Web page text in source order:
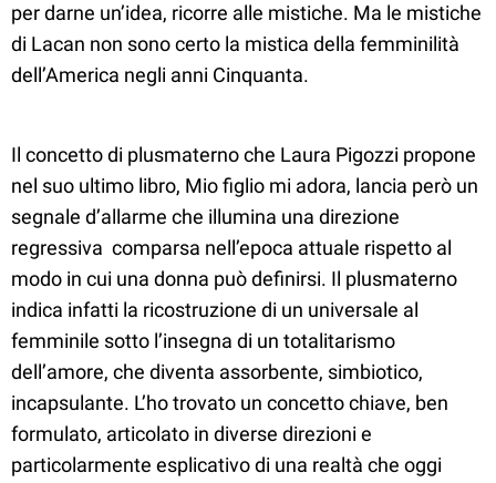
per darne un’idea, ricorre alle mistiche. Ma le mistiche
di Lacan non sono certo la mistica della femminilità
dell’America negli anni Cinquanta.
Il concetto di plusmaterno che Laura Pigozzi propone
nel suo ultimo libro, Mio figlio mi adora, lancia però un
segnale d’allarme che illumina una direzione
regressiva comparsa nell’epoca attuale rispetto al
modo in cui una donna può definirsi. Il plusmaterno
indica infatti la ricostruzione di un universale al
femminile sotto l’insegna di un totalitarismo
dell’amore, che diventa assorbente, simbiotico,
incapsulante. L’ho trovato un concetto chiave, ben
formulato, articolato in diverse direzioni e
particolarmente esplicativo di una realtà che oggi